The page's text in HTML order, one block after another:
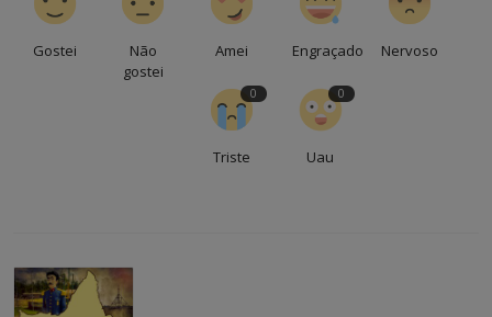
Gostei
Não
gostei
Amei Engraçado Nervoso
0
Triste
0
Uau